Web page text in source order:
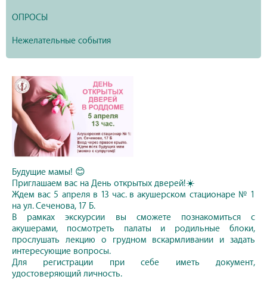
ОПРОСЫ
Нежелательные события
Будущие мамы! 😊
Приглашаем вас на День открытых дверей!☀️
Ждем вас 5 апреля в 13 час. в акушерском стационаре № 1
на ул. Сеченова, 17 Б.
В рамках экскурсии вы сможете познакомиться с
акушерами, посмотреть палаты и родильные блоки,
прослушать лекцию о грудном вскармливании и задать
интересующие вопросы.
Для регистрации при себе иметь документ,
удостоверяющий личность.